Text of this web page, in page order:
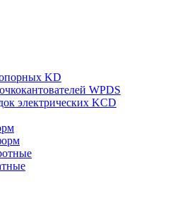
KD
WPDS
электрических KCD